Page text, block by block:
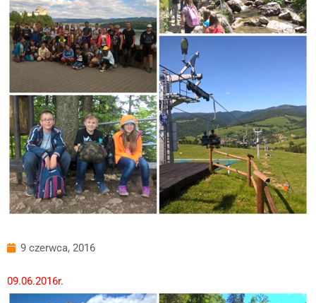
9 czerwca, 2016
09.06.2016r.